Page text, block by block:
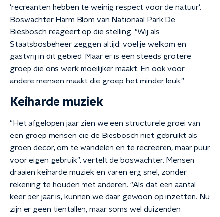
'recreanten hebben te weinig respect voor de natuur'.
Boswachter Harm Blom van Nationaal Park De
Biesbosch reageert op die stelling. "Wij als
Staatsbosbeheer zeggen altijd: voel je welkom en
gastvrij in dit gebied. Maar er is een steeds grotere
groep die ons werk moeilijker maakt. En ook voor
andere mensen maakt die groep het minder leuk."
Keiharde muziek
"Het afgelopen jaar zien we een structurele groei van
een groep mensen die de Biesbosch niet gebruikt als
groen decor, om te wandelen en te recreëren, maar puur
voor eigen gebruik", vertelt de boswachter. Mensen
draaien keiharde muziek en varen erg snel, zonder
rekening te houden met anderen. "Als dat een aantal
keer per jaar is, kunnen we daar gewoon op inzetten. Nu
zijn er geen tientallen, maar soms wel duizenden